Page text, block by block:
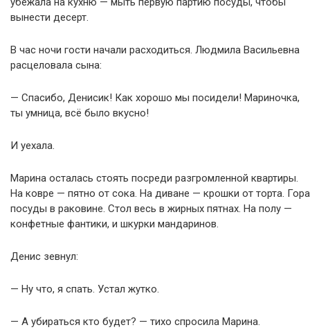
вынести десерт.
В час ночи гости начали расходиться. Людмила Васильевна
расцеловала сына:
— Спасибо, Денисик! Как хорошо мы посидели! Мариночка,
ты умница, всё было вкусно!
И уехала.
Марина осталась стоять посреди разгромленной квартиры.
На ковре — пятно от сока. На диване — крошки от торта. Гора
посуды в раковине. Стол весь в жирных пятнах. На полу —
конфетные фантики, и шкурки мандаринов.
Денис зевнул:
— Ну что, я спать. Устал жутко.
— А убираться кто будет? — тихо спросила Марина.